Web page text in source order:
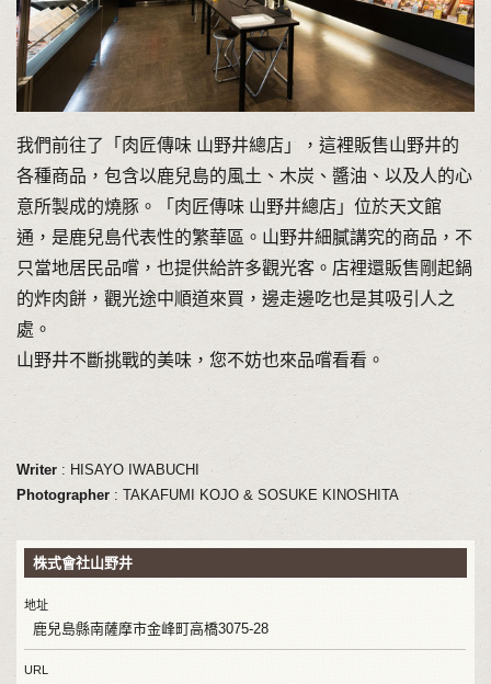
我們前往了「肉匠傳味 山野井總店」，這裡販售山野井的
各種商品，包含以鹿兒島的風土、木炭、醬油、以及人的心
意所製成的燒豚。「肉匠傳味 山野井總店」位於天文館
通，是鹿兒島代表性的繁華區。山野井細膩講究的商品，不
只當地居民品嚐，也提供給許多觀光客。店裡還販售剛起鍋
的炸肉餅，觀光途中順道來買，邊走邊吃也是其吸引人之
處。
山野井不斷挑戰的美味，您不妨也來品嚐看看。
Writer: HISAYO IWABUCHI
Photographer: TAKAFUMI KOJO & SOSUKE KINOSHITA
株式會社山野井
地址
鹿兒島縣南薩摩市金峰町高橋3075-28
URL